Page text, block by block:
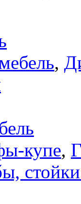
,
купе,